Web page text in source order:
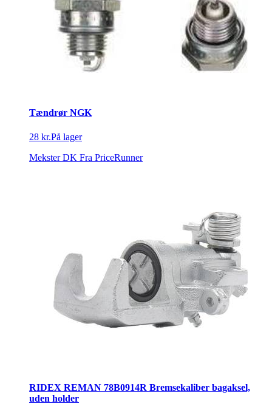
Tændrør NGK
28 kr.På lager
Mekster DK Fra PriceRunner
RIDEX REMAN 78B0914R Bremsekaliber bagaksel,
uden holder